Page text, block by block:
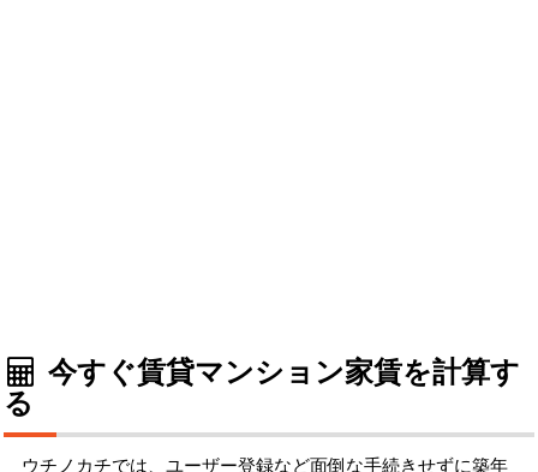
今すぐ賃貸マンション家賃を計算す
る
ウチノカチでは、ユーザー登録など面倒な手続きせずに築年